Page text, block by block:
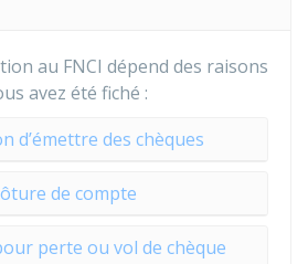
au FNCI dépend des raisons
avez été fiché :
d’émettre des chèques
de compte
perte ou vol de chèque